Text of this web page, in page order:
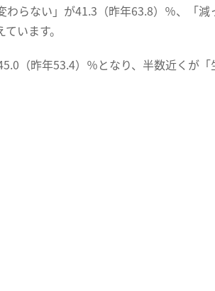
らない」が41.3（昨年63.8）％、「
います。
（昨年53.4）％となり、半数近くが